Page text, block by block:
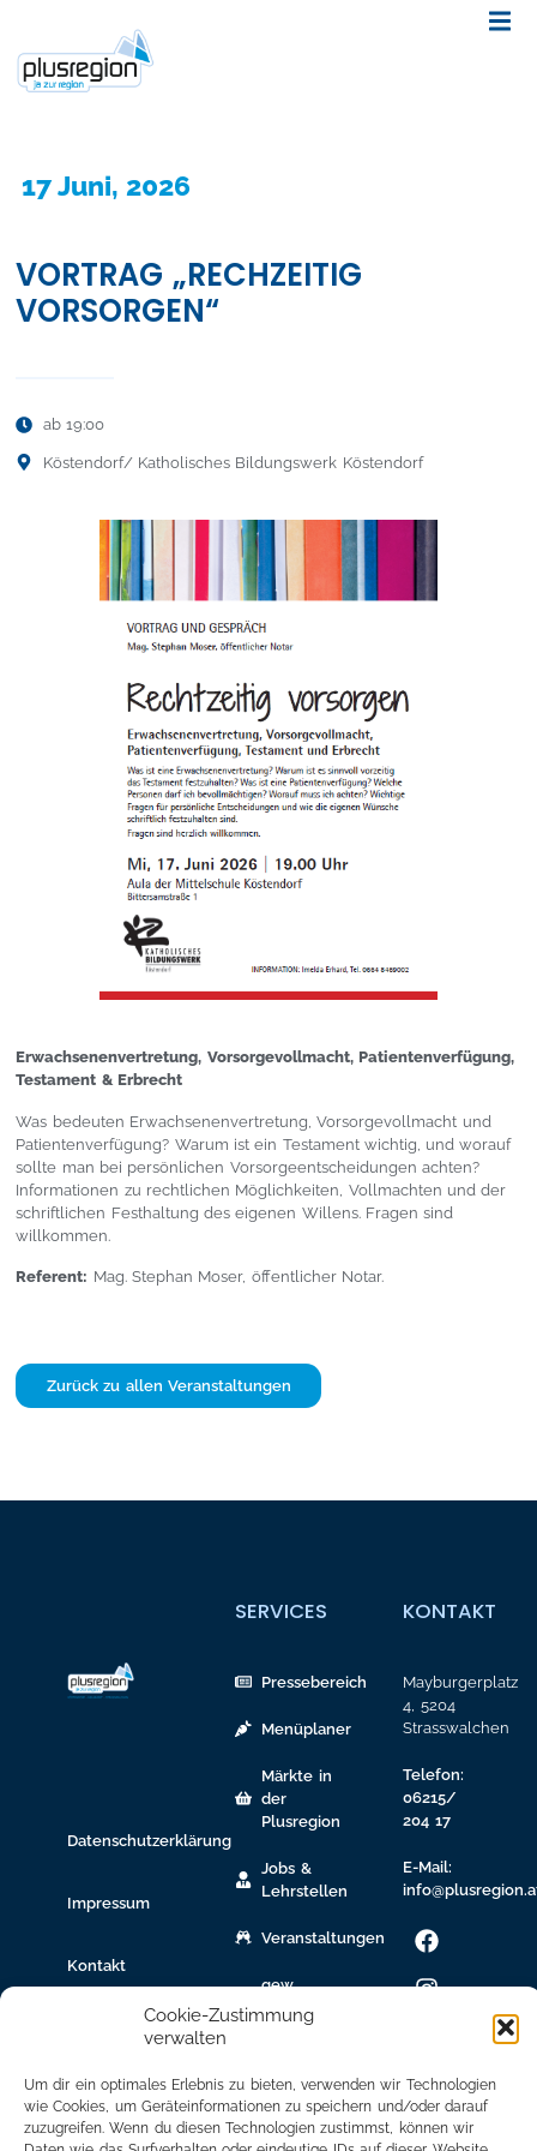
Cookie-Zustimmung
verwalten
Um dir ein optimales Erlebnis zu bieten, verwenden wir Technologien
wie Cookies, um Geräteinformationen zu speichern und/oder darauf
zuzugreifen. Wenn du diesen Technologien zustimmst, können wir
17 Juni, 2026
VORTRAG „RECHZEITIG
VORSORGEN“
ab 19:00
Köstendorf/ Katholisches Bildungswerk Köstendorf
Erwachsenenvertretung, Vorsorgevollmacht, Patientenverfügung,
Testament & Erbrecht
Was bedeuten Erwachsenenvertretung, Vorsorgevollmacht und
Patientenverfügung? Warum ist ein Testament wichtig, und worauf
sollte man bei persönlichen Vorsorgeentscheidungen achten?
Informationen zu rechtlichen Möglichkeiten, Vollmachten und der
schriftlichen Festhaltung des eigenen Willens. Fragen sind
willkommen.
Referent: Mag. Stephan Moser, öffentlicher Notar.
Zurück zu allen Veranstaltungen
Datenschutzerklärung
Impressum
Kontakt
SERVICES
Pressebereich
Menüplaner
Märkte in
der
Plusregion
Jobs &
Lehrstellen
Veranstaltungen
gew.
Newsletter
Anmeldung
KONTAKT
Mayburgerplatz
4, 5204
Strasswalchen
Telefon:
06215/
204 17
E-Mail: